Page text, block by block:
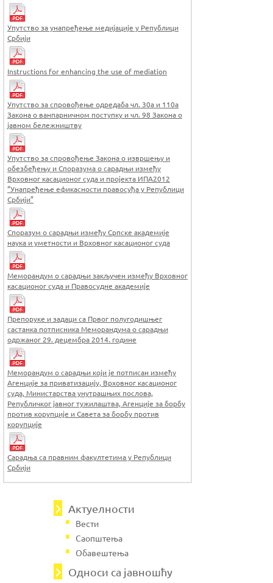
Упутство за унапређење медијације у Републици
Србији
Instructions for enhancing the use of mediation
Упутство за спровођење одредаба чл. 30а и 110а
Закона о ванпарничном поступку и чл. 98 Закона о
јавном бележништву
Упутство за спровођење Закона о извршењу и
обезбеђењу и Споразума о сарадњи између
Врховног касационог суда и пројекта ИПА2012
“Унапређење ефикасности правосуђа у Републици
Србији”
Споразум о сарадњи између Српске академије
наука и уметности и Врховног касационог суда
Меморандум о сарадњи закључен између Врховног
касационог суда и Правосудне академије
Препоруке и задаци са Првог полугодишњег
састанка потписника Меморандума о сарадњи
одржаног 29. децембра 2014. године
Меморандум о сарадњи који је потписан између
Агенције за приватизацију, Врховног касационог
суда, Министарства унутрашњих послова,
Републичког јавног тужилаштва, Агенције за борбу
против корупције и Савета за борбу против
корупције
Сарадња са правним факултетима у Републици
Србији
Актуелности
Вести
Саопштења
Обавештења
Односи са јавношћу